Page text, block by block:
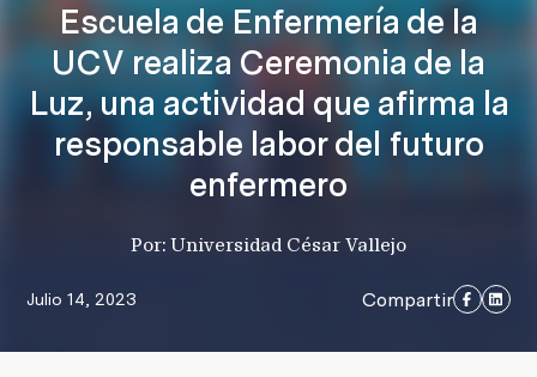
Escuela de Enfermería de la
UCV realiza Ceremonia de la
Luz, una actividad que afirma la
responsable labor del futuro
enfermero
Por: Universidad César Vallejo
Julio 14, 2023 Compartir